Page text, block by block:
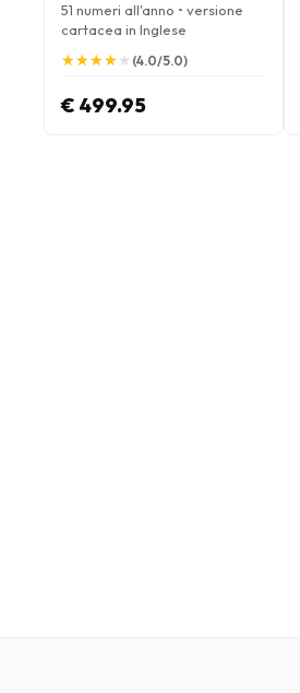
51 numeri all'anno • versione
cartacea in Inglese
★
★★
★★
★★
★★
★ (4.0/5.0)
€ 499.95